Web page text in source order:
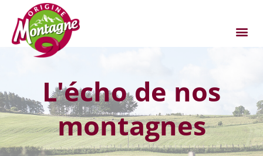
L'écho de nos
montagnes